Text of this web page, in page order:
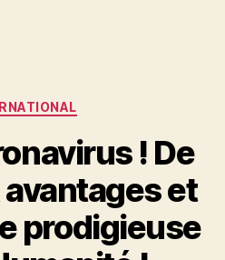
Catégories
! De
et
prodigieuse